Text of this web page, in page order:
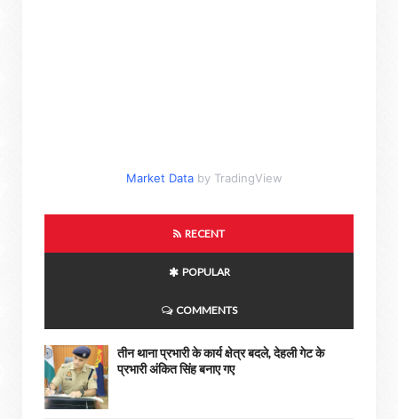
Market Data by TradingView
RECENT
POPULAR
COMMENTS
तीन थाना प्रभारी के कार्य क्षेत्र बदले, देहली गेट के
प्रभारी अंकित सिंह बनाए गए